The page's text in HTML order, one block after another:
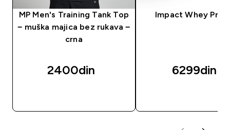
MP Men's Training Tank Top
− muška majica bez rukava −
crna
2400din‎
Impact Whey
6299din‎